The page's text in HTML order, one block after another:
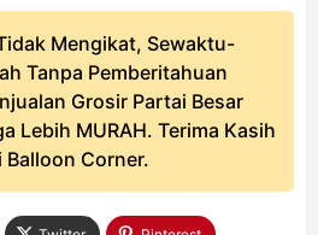
Mengikat, Sewaktu-
Tanpa Pemberitahuan
Grosir Partai Besar
Lebih MURAH. Terima Kasih
Balloon Corner.